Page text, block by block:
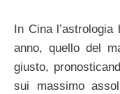
In Cina
anno, quello del
giusto,
sui massimo